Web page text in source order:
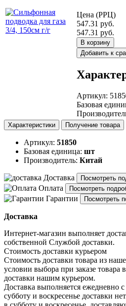
Цена (РРЦ)
547.31 руб.
547.31 руб.
В корзину
Добавить к
Артикул:
Базовая
Характеристики Получение товара
Артикул: 51850
Базовая единица: шт
Производитель: Китай
Доставка Посмотреть
Оплата Посмотреть
Гарантии Посмотреть
Доставка
Интернет-магазин выполняет
собственной Службой доставки.
Стоимость доставки курьером
Стоимость доставки товара из
условии выбора при заказе товара
доставки нашим курьером.
Доставка выполняется ежедневно
субботу и воскресенье доставки